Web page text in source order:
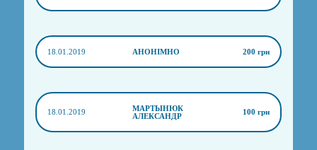
18.01.2019 АНОНІМНО 200 грн
18.01.2019
МАРТЫНЮК
АЛЕКСАНДР
100 грн